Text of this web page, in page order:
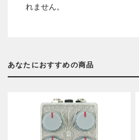
れません。
あなたにおすすめの商品